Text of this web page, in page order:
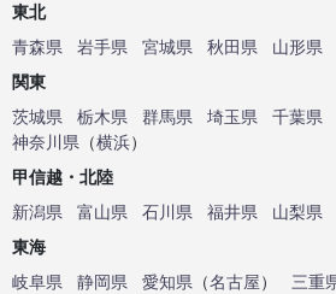
東北
青森県
岩手県 宮城県 秋田県 山形県
関東
茨城県
栃木県 群馬県 埼玉県 千葉県
神奈川県 （横浜）
甲信越・北陸
新潟県
富山県 石川県 福井県 山梨県
東海
岐阜県
静岡県 愛知県 （名古屋）
三重